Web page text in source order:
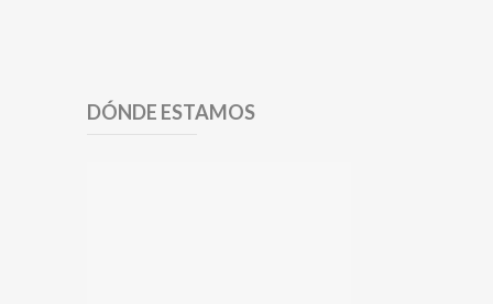
DÓNDE ESTAMOS